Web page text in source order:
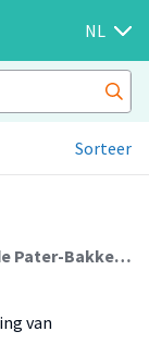
NL
Sorteer
Albert Jan Lourens (Student); Hanneke de Pater-Bakker (Begeleider)
van